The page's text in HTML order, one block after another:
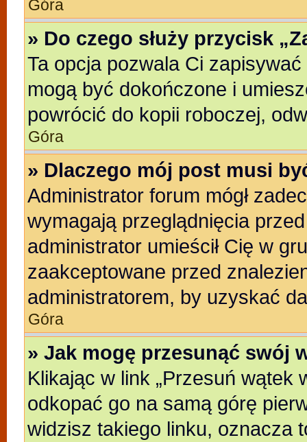
Góra
» Do czego służy przycisk
Ta opcja pozwala Ci
mogą być dokończone i
powrócić do kopii roboczej,
Góra
» Dlaczego mój post musi
Administrator forum mógł
wymagają przeglądnięcia
administrator umieścił Cię w
zaakceptowane przed
administratorem, by uzyskać
Góra
» Jak mogę przesunąć swój
Klikając w link „Przesuń wątek
odkopać go na samą górę
widzisz takiego linku, oznacza